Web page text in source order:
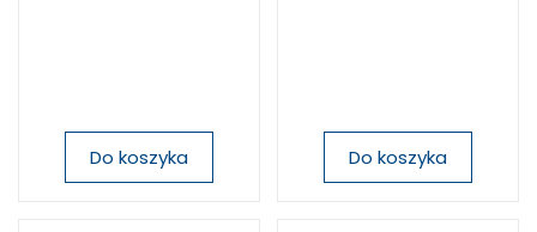
Do koszyka Do koszyka